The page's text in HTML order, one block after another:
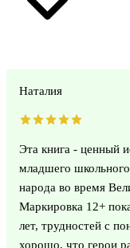
Наталия
Эта книга - ценный
младшего школьного
народа во время
Маркировка 12+
лет, трудностей с
хорошо, что герои